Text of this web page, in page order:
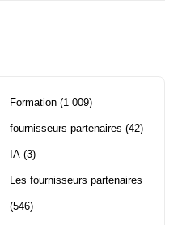
Formation (1 009)
fournisseurs partenaires (42)
IA (3)
Les fournisseurs partenaires
(546)